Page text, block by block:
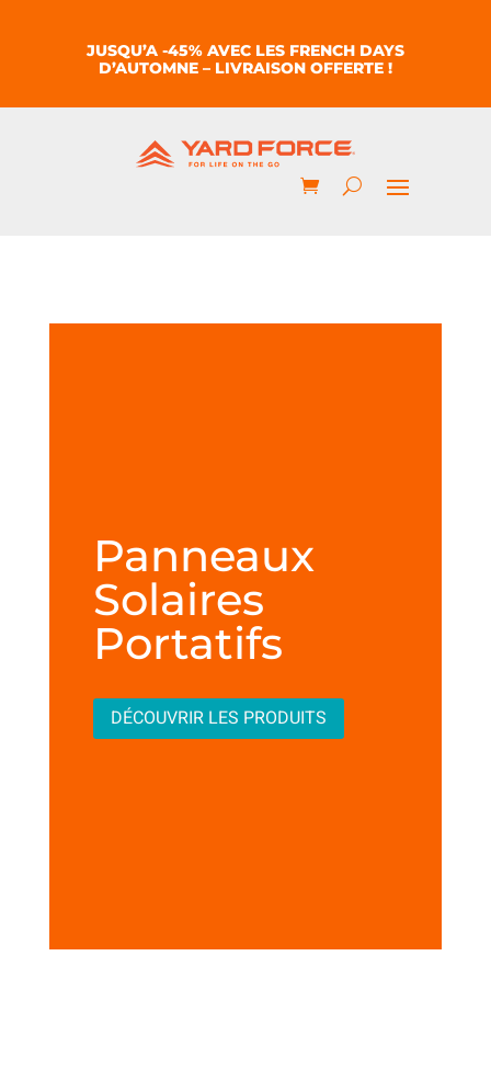
JUSQU’A -45% AVEC LES FRENCH DAYS
D’AUTOMNE – LIVRAISON OFFERTE !
Panneaux
Solaires
Portatifs
DÉCOUVRIR LES PRODUITS